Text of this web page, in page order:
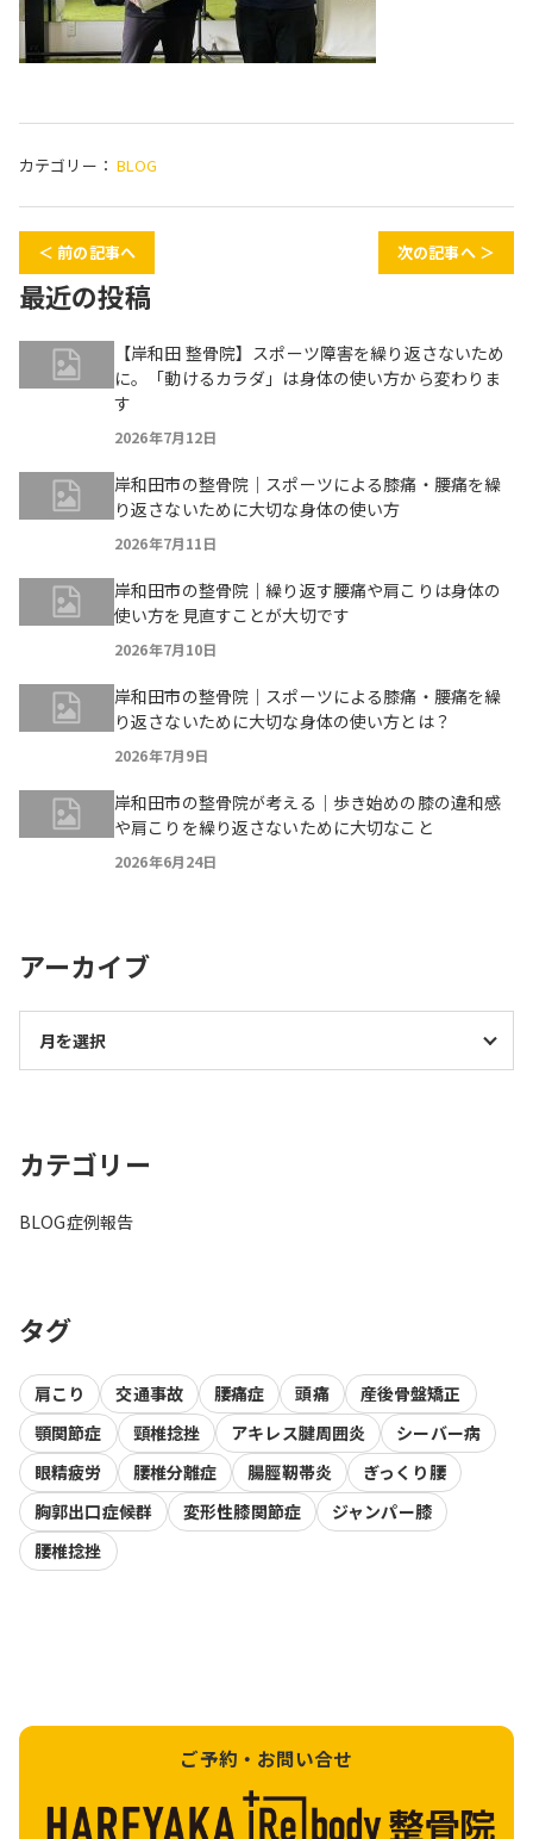
カテゴリー： BLOG
＜ 前の記事へ 次の記事へ ＞
最近の投稿
【岸和田 整骨院】スポーツ障害を繰り返さないため
に。「動けるカラダ」は身体の使い方から変わりま
す
2026年7月12日
岸和田市の整骨院｜スポーツによる膝痛・腰痛を繰
り返さないために大切な身体の使い方
2026年7月11日
岸和田市の整骨院｜繰り返す腰痛や肩こりは身体の
使い方を見直すことが大切です
2026年7月10日
岸和田市の整骨院｜スポーツによる膝痛・腰痛を繰
り返さないために大切な身体の使い方とは？
2026年7月9日
岸和田市の整骨院が考える｜歩き始めの膝の違和感
や肩こりを繰り返さないために大切なこと
2026年6月24日
アーカイブ
カテゴリー
BLOG症例報告
タグ
肩こり 交通事故 腰痛症 頭痛
産後骨盤矯正
顎関節症
頸椎捻挫 アキレス腱周囲炎
シーバー病
眼精疲労
腰椎分離症 腸脛靭帯炎
ぎっくり腰
胸郭出口症候群
変形性膝関節症
ジャンパー膝
腰椎捻挫
ご予約・お問い合せ